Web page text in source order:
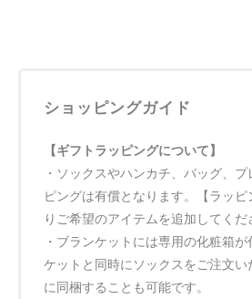
ショッピングガイド
【ギフトラッピングについて】
・ソックスやハンカチ、バッグ、
ピングは有償となります。【ラッピ
りご希望のアイテムを追加してくだ
・ブランケットには専用の化粧箱
ケットと同時にソックスをご注文い
に同梱することも可能です。